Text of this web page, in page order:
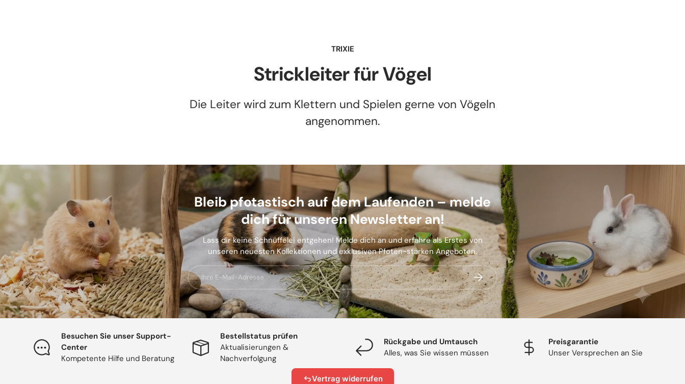
TRIXIE
Strickleiter für Vögel
Die Leiter wird zum Klettern und Spielen gerne von Vögeln
angenommen.
Bleib pfotastisch auf dem Laufenden – melde
dich für unseren Newsletter an!
Lass dir keine Schnüffelei entgehen! Melde dich an und erfahre als Erstes von
unseren neuesten Kollektionen und exklusiven Pfoten-starken Angeboten.
E-Mail
Abonnieren
Besuchen Sie unser Support-
Center
Kompetente Hilfe und Beratung
Bestellstatus prüfen
Aktualisierungen &
Nachverfolgung
Rückgabe und Umtausch
Alles, was Sie wissen müssen
Preisgarantie
Unser Versprechen an Sie
Vertrag widerrufen